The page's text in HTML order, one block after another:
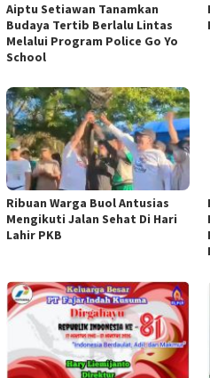
Aiptu Setiawan Tanamkan
Budaya Tertib Berlalu Lintas
Melalui Program Police Go Yo
School
Ribuan Warga Buol Antusias
Mengikuti Jalan Sehat Di Hari
Lahir PKB